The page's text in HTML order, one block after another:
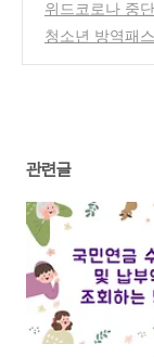
(0)
위드코로나 중
완벽정리
(0)
청소년 방역패
관련글